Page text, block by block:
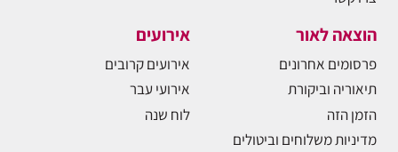
הוצאה לאור
פרסומים אחרונים
תיאוריה וביקורת
הזמן הזה
מדיניות משלוחים וביטולים
אירועים
אירועים קרובים
אירועי עבר
לוח שנה